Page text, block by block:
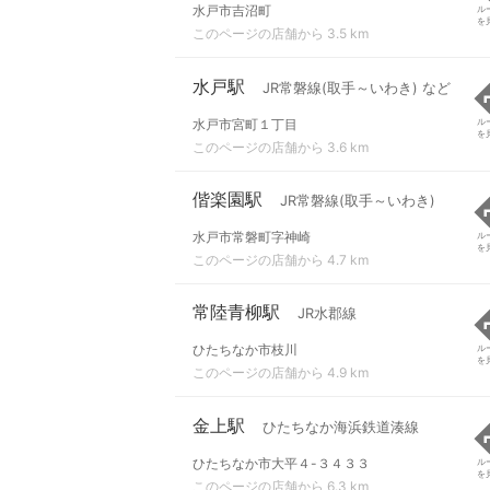
水戸市吉沼町
このページの店舗から 3.5 km
ル
を
水戸駅 JR常磐線(取手～いわき) など
水戸市宮町１丁目
このページの店舗から 3.6 km
ル
を
偕楽園駅 JR常磐線(取手～いわき)
水戸市常磐町字神崎
このページの店舗から 4.7 km
ル
を
常陸青柳駅 JR水郡線
ひたちなか市枝川
このページの店舗から 4.9 km
ル
を
金上駅 ひたちなか海浜鉄道湊線
ひたちなか市大平４-３４３３
このページの店舗から 6.3 km
ル
を